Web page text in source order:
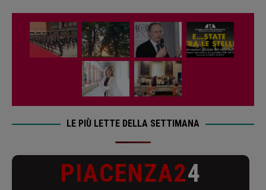
LE PIÙ LETTE DELLA SETTIMANA
PIACENZA24